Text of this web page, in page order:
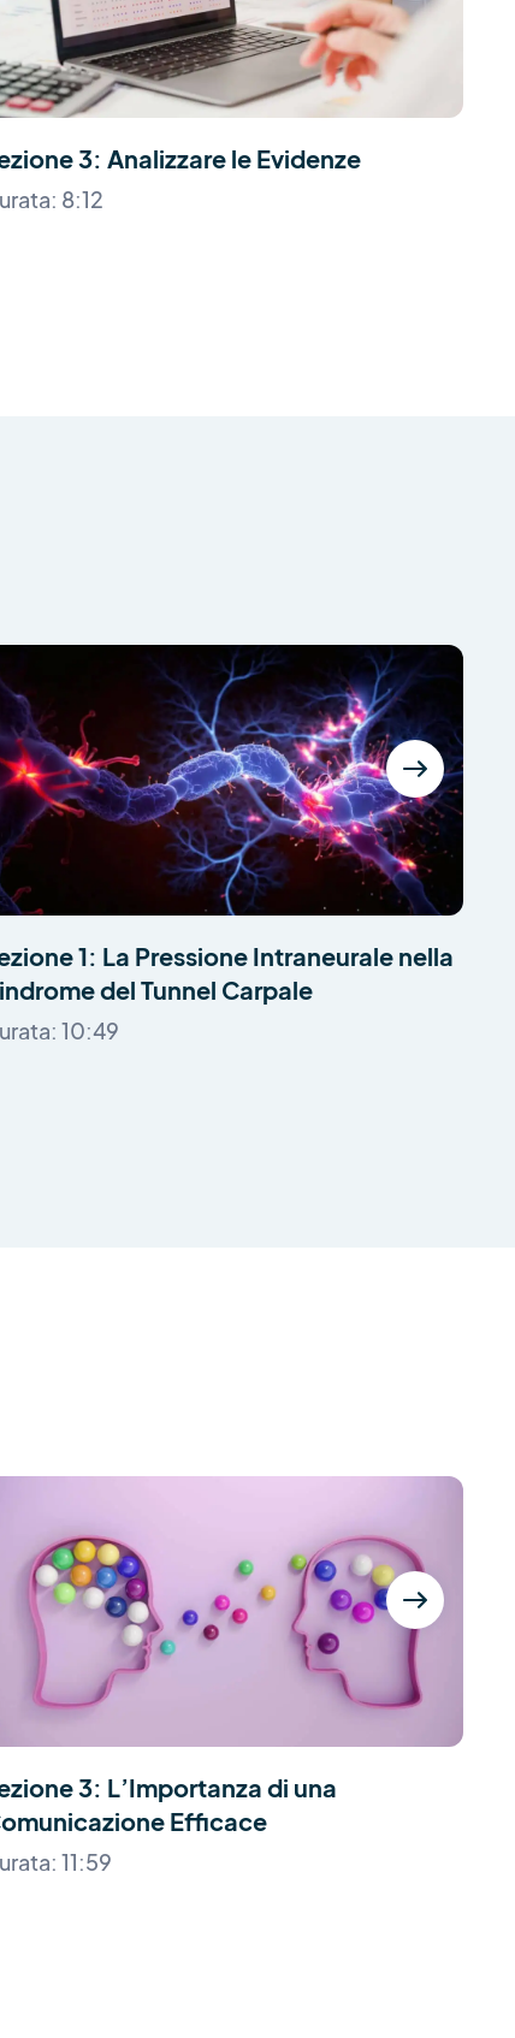
3: Analizzare le Evidenze
8:12
1: La Pressione Intraneurale nella
del Tunnel Carpale
10:49
3: L’Importanza di una
Efficace
11:59